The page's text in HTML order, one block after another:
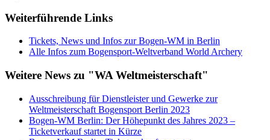
Weiterführende Links
Tickets, News und Infos zur Bogen-WM in Berlin
Alle Infos zum Bogensport-Weltverband World Archery
Weitere News zu "WA Weltmeisterschaft"
Ausschreibung für Dienstleister und Gewerke zur
Weltmeisterschaft Bogensport Berlin 2023
Bogen-WM Berlin: Der Höhepunkt des Jahres 2023 –
Ticketverkauf startet in Kürze